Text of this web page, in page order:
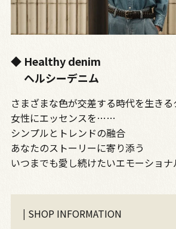
◆ Healthy denim
ヘルシーデニム
さまざまな色が交差する時代を生き
女性にエッセンスを……
シンプルとトレンドの融合
あなたのストーリーに寄り添う
いつまでも愛し続けたいエモーショ
| SHOP INFORMATION